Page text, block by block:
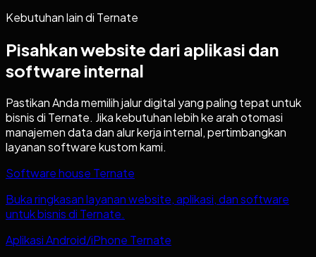
Kebutuhan lain di Ternate
Pisahkan website dari aplikasi dan
software internal
Pastikan Anda memilih jalur digital yang paling tepat untuk
bisnis di Ternate. Jika kebutuhan lebih ke arah otomasi
manajemen data dan alur kerja internal, pertimbangkan
layanan software kustom kami.
Software house Ternate
Buka ringkasan layanan website, aplikasi, dan software
untuk bisnis di Ternate.
Aplikasi Android/iPhone Ternate